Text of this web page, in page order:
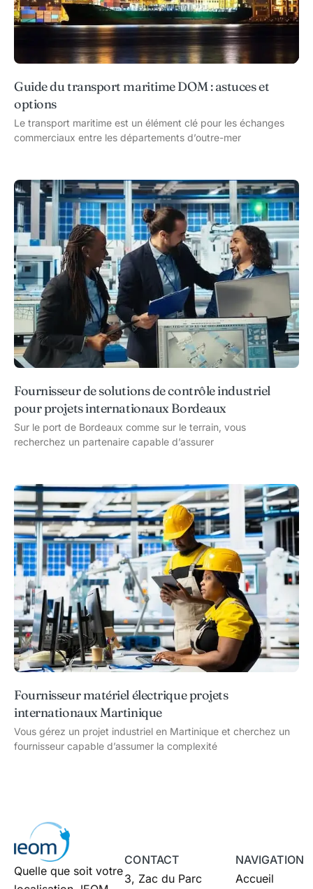
Guide du transport maritime DOM : astuces et
options
Le transport maritime est un élément clé pour les échanges
commerciaux entre les départements d’outre-mer
Fournisseur de solutions de contrôle industriel
pour projets internationaux Bordeaux
Sur le port de Bordeaux comme sur le terrain, vous
recherchez un partenaire capable d’assurer
Fournisseur matériel électrique projets
internationaux Martinique
Vous gérez un projet industriel en Martinique et cherchez un
fournisseur capable d’assumer la complexité
Quelle que soit votre
CONTACT
3, Zac du Parc
NAVIGATION
Accueil